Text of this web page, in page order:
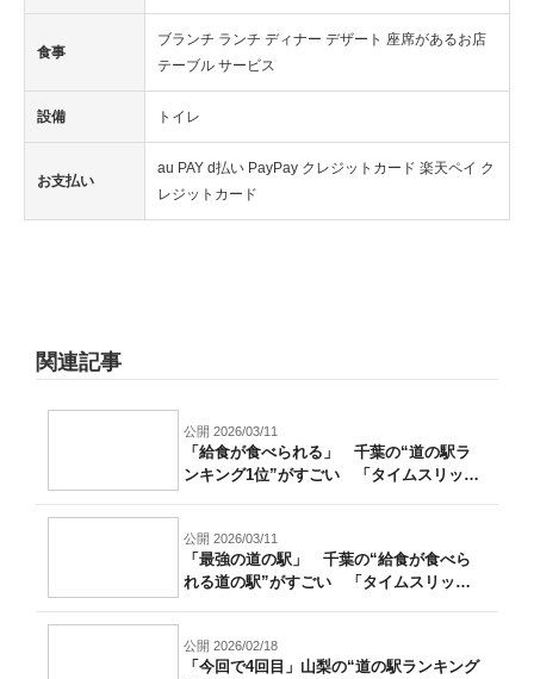
食事
ブランチ ランチ ディナー デザート 座席があるお店
テーブル サービス
設備 トイレ
お支払い
au PAY d払い PayPay クレジットカード 楽天ペイ ク
レジットカード
関連記事
公開 2026/03/11
「給食が食べられる」 千葉の“道の駅ラ
ンキング1位”がすごい 「タイムスリップ
公開 2026/03/11
「最強の道の駅」 千葉の“給食が食べら
れる道の駅”がすごい 「タイムスリップ
公開 2026/02/18
「今回で4回目」山梨の“道の駅ランキング